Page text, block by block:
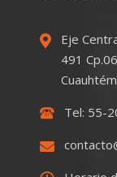
Eje
491
Tel: 55-